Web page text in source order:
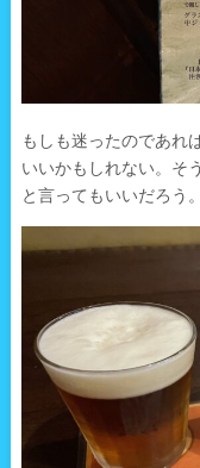
もしも迷ったのであれ
いいかもしれない。そ
と言ってもいいだろう。